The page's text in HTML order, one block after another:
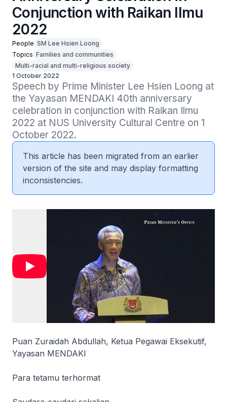
Conjunction with Raikan Ilmu
2022
People SM Lee Hsien Loong
Topics Families and communities
Multi-racial and multi-religious society
1 October 2022
Speech by Prime Minister Lee Hsien Loong at
the Yayasan MENDAKI 40th anniversary
celebration in conjunction with Raikan Ilmu
2022 at NUS University Cultural Centre on 1
October 2022.
This article has been migrated from an earlier
version of the site and may display formatting
inconsistencies.
Puan Zuraidah Abdullah, Ketua Pegawai Eksekutif,
Yayasan MENDAKI
Para tetamu terhormat